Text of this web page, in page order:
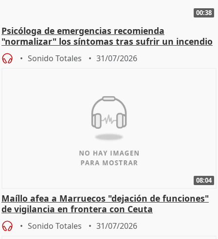
00:38
Psicóloga de emergencias recomienda
"normalizar" los síntomas tras sufrir un incendio
Sonido Totales 31/07/2026
08:04
Maíllo afea a Marruecos "dejación de funciones"
de vigilancia en frontera con Ceuta
Sonido Totales 31/07/2026